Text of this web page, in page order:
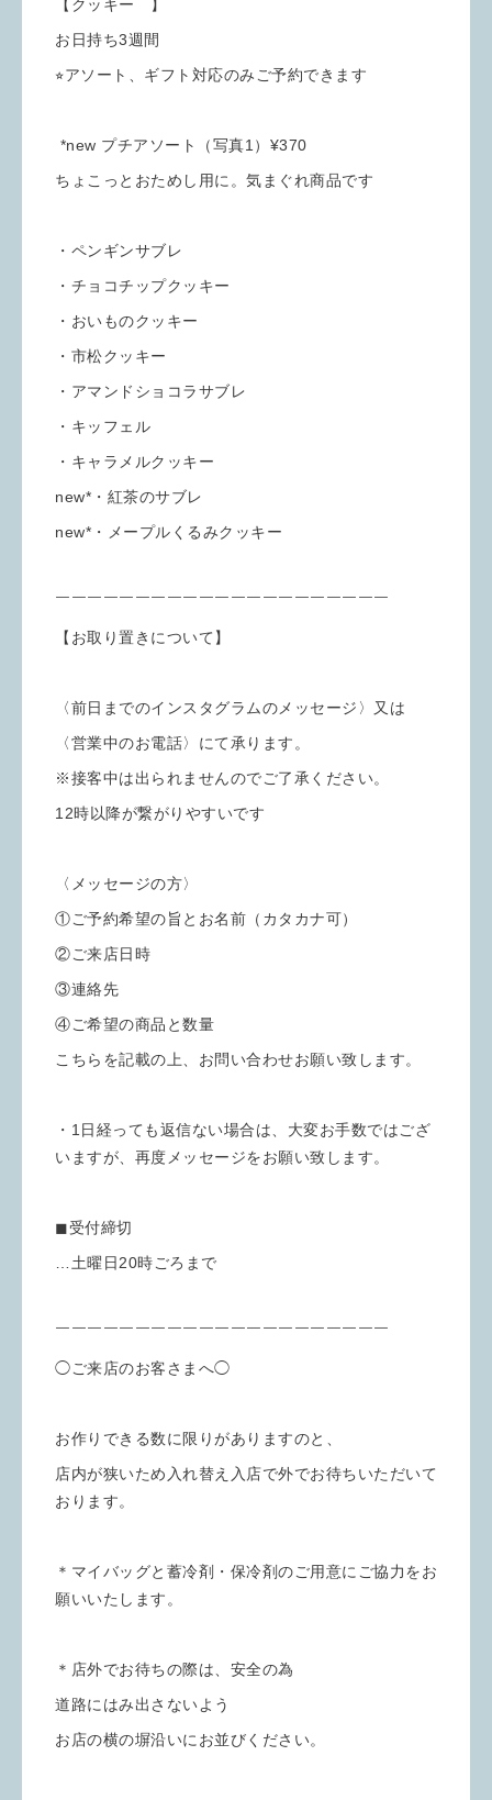
【クッキー 】
お日持ち3週間
⭐︎アソート、ギフト対応のみご予約できます
*new プチアソート（写真1）¥370
ちょこっとおためし用に。気まぐれ商品です
・ペンギンサブレ
・チョコチップクッキー
・おいものクッキー
・市松クッキー
・アマンドショコラサブレ
・キッフェル
・キャラメルクッキー
new*・紅茶のサブレ
new*・メープルくるみクッキー
￣￣￣￣￣￣￣￣￣￣￣￣￣￣￣￣￣￣￣￣￣
【お取り置きについて】
〈前日までのインスタグラムのメッセージ〉又は
〈営業中のお電話〉にて承ります。
※接客中は出られませんのでご了承ください。
12時以降が繋がりやすいです
〈メッセージの方〉
①ご予約希望の旨とお名前（カタカナ可）
②ご来店日時
③連絡先
④ご希望の商品と数量
こちらを記載の上、お問い合わせお願い致します。
・1日経っても返信ない場合は、大変お手数ではござ
いますが、再度メッセージをお願い致します。
◼︎受付締切
…土曜日20時ごろまで
￣￣￣￣￣￣￣￣￣￣￣￣￣￣￣￣￣￣￣￣￣
◯ご来店のお客さまへ◯
お作りできる数に限りがありますのと、
店内が狭いため入れ替え入店で外でお待ちいただいて
おります。
＊マイバッグと蓄冷剤・保冷剤のご用意にご協力をお
願いいたします。
＊店外でお待ちの際は、安全の為
道路にはみ出さないよう
お店の横の塀沿いにお並びください。